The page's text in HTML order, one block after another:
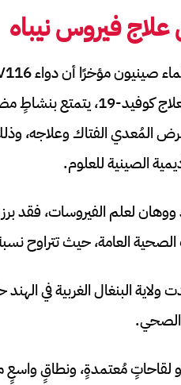
فيروس نيباه
النيوكليوزيدات،
المُعدي الفتاك وعلاجه،
الصينية للعلوم.
لعلم الفيروسات، فقد
لقاحاتٍ مُعتمدةٍ، ونطاقٍ